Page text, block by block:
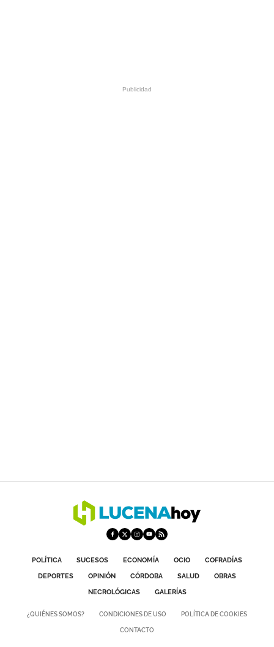
POLÍTICA SUCESOS ECONOMÍA OCIO
COFRADÍAS
DEPORTES
OPINIÓN CÓRDOBA SALUD
OBRAS
NECROLÓGICAS
GALERÍAS
¿QUIÉNES SOMOS? CONDICIONES DE USO POLÍTICA DE COOKIES
CONTACTO